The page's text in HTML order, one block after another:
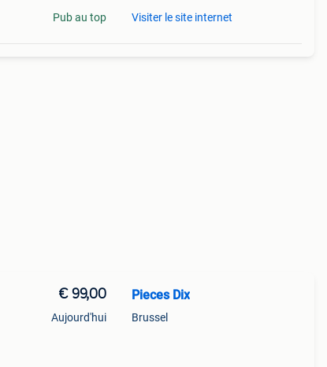
Pub au top Visiter le site internet
€ 99,00
Aujourd'hui
Pieces Dix
Brussel